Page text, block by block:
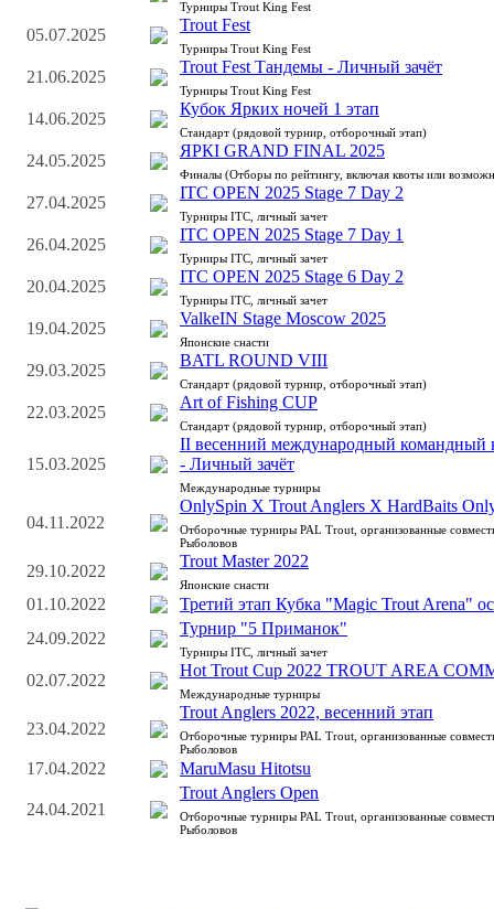
Турниры Trout King Fest
05.07.2025
Trout Fest
Турниры Trout King Fest
21.06.2025
Trout Fest Тандемы - Личный зачёт
Турниры Trout King Fest
14.06.2025
Кубок Ярких ночей 1 этап
Стандарт (рядовой турнир, отборочный этап)
24.05.2025
ЯРКI GRAND FINAL 2025
Финалы (Отборы по рейтингу, включая квоты или
27.04.2025
ITC OPEN 2025 Stage 7 Day 2
Турниры ITC, личный зачет
26.04.2025
ITC OPEN 2025 Stage 7 Day 1
Турниры ITC, личный зачет
20.04.2025
ITC OPEN 2025 Stage 6 Day 2
Турниры ITC, личный зачет
19.04.2025
ValkeIN Stage Moscow 2025
Японские снасти
29.03.2025
BATL ROUND VIII
Стандарт (рядовой турнир, отборочный этап)
22.03.2025
Art of Fishing CUP
Стандарт (рядовой турнир, отборочный этап)
15.03.2025
II весенний международный командный
- Личный зачёт
Международные турниры
04.11.2022
OnlySpin X Trout Anglers X HardBaits
Отборочные турниры PAL Trout, организованные
Рыболовов
29.10.2022
Trout Master 2022
Японские снасти
01.10.2022
Третий этап Кубка "Magic Trout Arena"
24.09.2022
Турнир "5 Приманок"
Турниры ITC, личный зачет
02.07.2022
Hot Trout Cup 2022 TROUT AREA
Международные турниры
23.04.2022
Trout Anglers 2022, весенний этап
Отборочные турниры PAL Trout, организованные
Рыболовов
17.04.2022 MaruMasu Hitotsu
24.04.2021
Trout Anglers Open
Отборочные турниры PAL Trout, организованные
Рыболовов